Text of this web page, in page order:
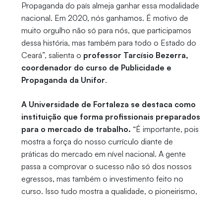
Propaganda do país almeja ganhar essa modalidade
nacional. Em 2020, nós ganhamos. É motivo de
muito orgulho não só para nós, que participamos
dessa história, mas também para todo o Estado do
Ceará”, salienta o professor Tarcísio Bezerra,
coordenador do curso de Publicidade e
Propaganda da Unifor.
A Universidade de Fortaleza se destaca como
instituição que forma profissionais preparados
para o mercado de trabalho. “É importante, pois
mostra a força do nosso currículo diante de
práticas do mercado em nível nacional. A gente
passa a comprovar o sucesso não só dos nossos
egressos, mas também o investimento feito no
curso. Isso tudo mostra a qualidade, o pioneirismo,